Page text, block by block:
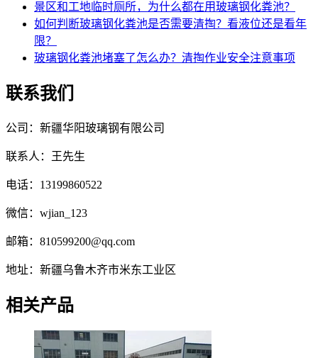
景区和工地临时厕所，为什么都在用玻璃钢化粪池？
如何判断玻璃钢化粪池是否需要清掏？看液位还是看年
限？
玻璃钢化粪池堵塞了怎么办？清掏作业安全注意事项
联系我们
公司：新疆华阳玻璃钢有限公司
联系人：王先生
电话：13199860522
微信：wjian_123
邮箱：810599200@qq.com
地址：新疆乌鲁木齐市米东工业区
相关产品